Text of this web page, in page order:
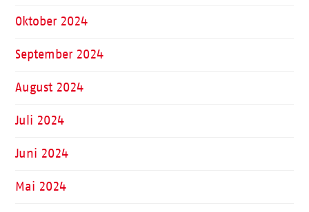
Oktober 2024
September 2024
August 2024
Juli 2024
Juni 2024
Mai 2024